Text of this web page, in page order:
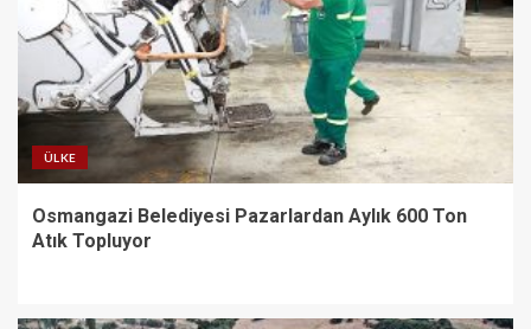
ÜLKE
Osmangazi Belediyesi Pazarlardan Aylık 600 Ton
Atık Topluyor